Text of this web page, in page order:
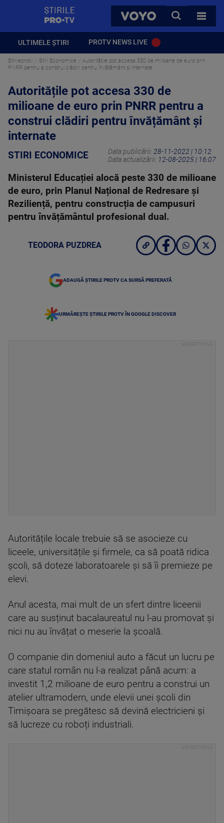
VOYO
CAUTA
TOATE
ULTIMELE ȘTIRI PROTV NEWS LIVE
Stirileprotv Stiri Economice
Autoritățile pot accesa 330 de milioane de euro prin
PNRR pentru a construi clădiri pentru învățământ și internate
Autoritățile pot accesa 330 de
milioane de euro prin PNRR pentru a
construi clădiri pentru învățământ și
internate
STIRI ECONOMICE Data publicării: 28-11-2022 | 10:12
Data actualizării: 12-08-2025 | 16:07
Ministerul Educației alocă peste 330 de milioane
de euro, prin Planul Național de Redresare și
Reziliență, pentru construcția de campusuri
pentru învățământul profesional dual.
TEODORA PUZDREA
ADAUGĂ ȘTIRILE PROTV CA SURSĂ PREFERATĂ
URMĂREȘTE ȘTIRILE PROTV ÎN GOOGLE DISCOVER
Autoritățile locale trebuie să se asocieze cu
liceele, universitățile și firmele, ca să poată ridica
școli, să doteze laboratoarele și să îi premieze pe
elevi.
Anul acesta, mai mult de un sfert dintre liceenii
care au susținut bacalaureatul nu l-au promovat și
nici nu au învățat o meserie la școală.
O companie din domeniul auto a făcut un lucru pe
care statul român nu l-a realizat până acum: a
investit 1,2 milioane de euro pentru a construi un
atelier ultramodern, unde elevii unei școli din
Timișoara se pregătesc să devină electricieni și
să lucreze cu roboți industriali.